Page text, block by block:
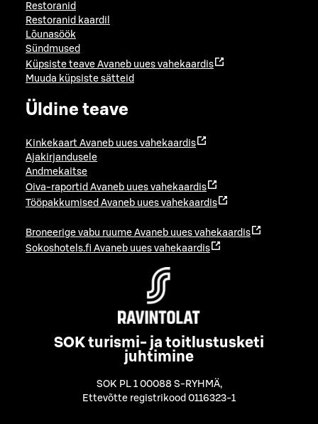
Restoranid
Restoranid kaardil
Lõunasöök
Sündmused
Küpsiste teave Avaneb uues vahekaardis
Muuda küpsiste sätteid
Üldine teave
Kinkekaart Avaneb uues vahekaardis
Ajakirjandusele
Andmekaitse
Oiva-raportid Avaneb uues vahekaardis
Tööpakkumised Avaneb uues vahekaardis
Broneerige vabu ruume Avaneb uues vahekaardis
Sokoshotels.fi Avaneb uues vahekaardis
SOK turismi- ja toitlustusketi
juhtimine
SOK PL 1 00088 S-RYHMÄ,
Ettevõtte registrikood 0116323-1